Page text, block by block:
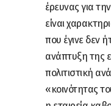
έρευνας για
είναι
που έγινε δεν
ανάπτυξη της
πολιτιστική
«κοινότητας